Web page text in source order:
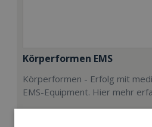
Körperformen EMS
Körperformen - Erfolg mit
EMS-Equipment. Hier mehr